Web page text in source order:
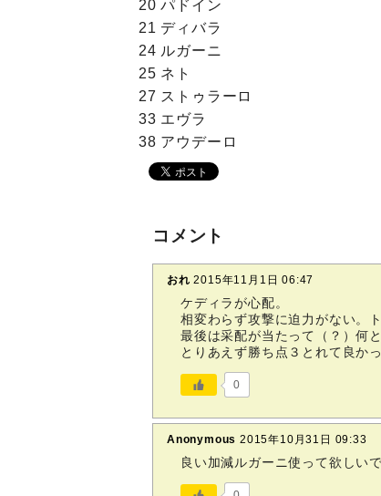
20 パドイン
21 ディバラ
24 ルガーニ
25 ネト
27 ストゥラーロ
33 エヴラ
38 アウデーロ
コメント
おれ 2015年11月1日 06:47
ケディラが心配。
相変わらず攻撃に迫力がない。
最後は采配が当たって（？）何
とりあえず勝ち点３とれて良かっ
0
Anonymous 2015年10月31日 09:33
良い加減ルガーニ使って欲しい